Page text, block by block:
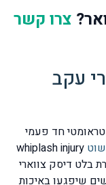
צרו קשר
עקב
טראומטי חד פעמי
whiplash injury
בלט דיסק צווארי
שיפגעו באיכות